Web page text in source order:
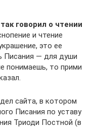
говорил о чтении
и чтение
это ее
Писания — для души
понимаешь, то прими
сайта, в котором
Писания по уставу
Триоди Постной (в